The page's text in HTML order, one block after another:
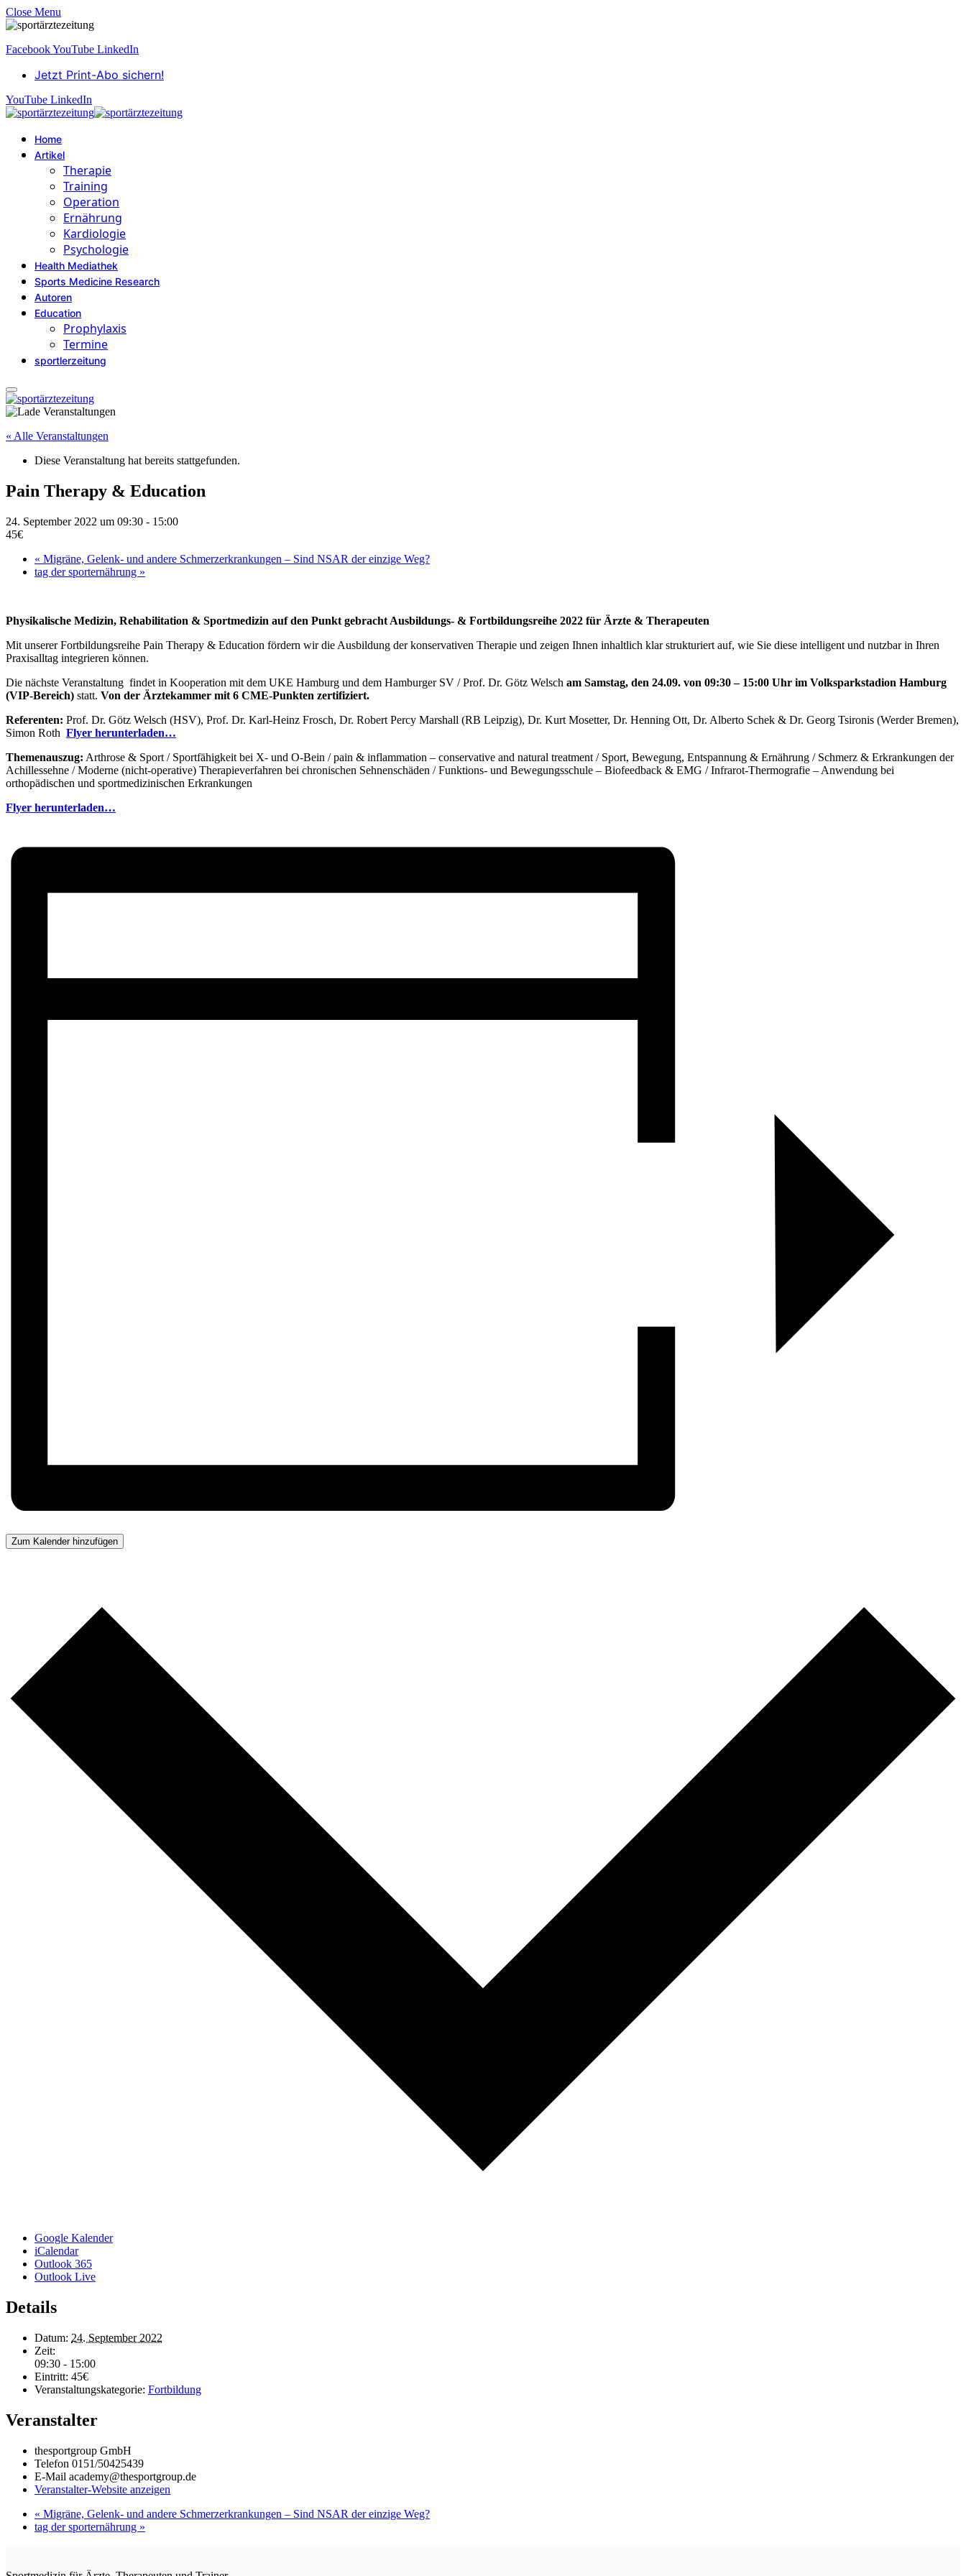
Close Menu
FacebookYouTube LinkedIn
Jetzt Print-Abo sichern!
YouTube LinkedIn
Home
Artikel
Therapie
Training
Operation
Ernährung
Kardiologie
Psychologie
Health Mediathek
Sports Medicine Research
Autoren
Education
Prophylaxis
Termine
sportlerzeitung
« Alle Veranstaltungen
Diese Veranstaltung hat bereits stattgefunden.
Pain Therapy & Education
24. September 2022 um 09:30 - 15:00
45€
« Migräne, Gelenk- und andere Schmerzerkrankungen – Sind NSAR der einzige Weg?
tag der sporternährung »
Physikalische Medizin, Rehabilitation & Sportmedizin auf den Punkt gebracht Ausbildungs- & Fortbildungsreihe 2022 für Ärzte & Therapeuten
Mit unserer Fortbildungsreihe Pain Therapy & Education fördern wir die Ausbildung der konservativen Therapie und zeigen Ihnen inhaltlich klar strukturiert auf, wie Sie diese intelligent und nutzbar in Ihren
Praxisalltag integrieren können.
Die nächste Veranstaltung findet in Kooperation mit dem UKE Hamburg und dem Hamburger SV / Prof. Dr. Götz Welsch am Samstag, den 24.09. von 09:30 – 15:00 Uhr im Volksparkstadion Hamburg
(VIP-Bereich) statt. Von der Ärztekammer mit 6 CME-Punkten zertifiziert.
Referenten: Prof. Dr. Götz Welsch (HSV), Prof. Dr. Karl-Heinz Frosch, Dr. Robert Percy Marshall (RB Leipzig), Dr. Kurt Mosetter, Dr. Henning Ott, Dr. Alberto Schek & Dr. Georg Tsironis (Werder Bremen),
Simon Roth Flyer herunterladen…
Themenauszug: Arthrose & Sport / Sportfähigkeit bei X- und O-Bein / pain & inflammation – conservative and natural treatment / Sport, Bewegung, Entspannung & Ernährung / Schmerz & Erkrankungen der
Achillessehne / Moderne (nicht-operative) Therapieverfahren bei chronischen Sehnenschäden / Funktions- und Bewegungsschule – Biofeedback & EMG / Infrarot-Thermografie – Anwendung bei
orthopädischen und sportmedizinischen Erkrankungen
Flyer herunterladen…
Zum Kalender hinzufügen
Google Kalender
iCalendar
Outlook 365
Outlook Live
Details
Datum: 24. September 2022
Zeit:
09:30 - 15:00
Eintritt: 45€
Veranstaltungskategorie: Fortbildung
Veranstalter
thesportgroup GmbH
Telefon 0151/50425439
E-Mail academy@thesportgroup.de
Veranstalter-Website anzeigen
« Migräne, Gelenk- und andere Schmerzerkrankungen – Sind NSAR der einzige Weg?
tag der sporternährung »